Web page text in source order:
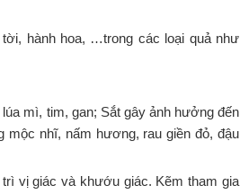
hành hoa, …trong các loại quả như
mì, tim, gan; Sắt gây ảnh hưởng đến
mộc nhĩ, nấm hương, rau giền đỏ, đậu
vị giác và khướu giác. Kẽm tham gia